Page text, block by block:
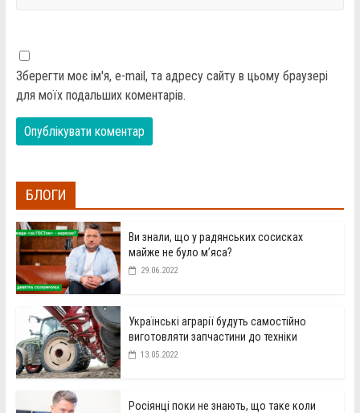
Зберегти моє ім'я, e-mail, та адресу сайту в цьому браузері
для моїх подальших коментарів.
БЛОГИ
Ви знали, що у радянських сосисках
майже не було м’яса?
29.06.2022
Українські аграрії будуть самостійно
виготовляти запчастини до техніки
13.05.2022
Росіянці поки не знають, що таке коли